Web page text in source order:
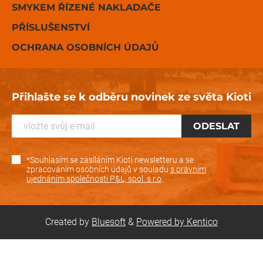
SMYKEM ŘÍZENÉ NAKLADAČE
PŘÍSLUŠENSTVÍ
OCHRANA OSOBNÍCH ÚDAJŮ
Přihlašte se k odběru novinek ze světa Kioti
*Souhlasím se zasíláním Kioti newsletteru a se
zpracováním osobních údajů v souladu s právním
ujednáním společnosti P&L, spol. s r.o
Created by Bluesoft & Powered by Kentico